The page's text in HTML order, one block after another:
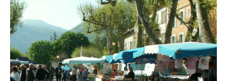
producers and retailers all year round. Come and stroll
among the stalls for a moment of discovery and
conviviality.